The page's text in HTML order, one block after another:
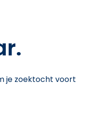
je zoektocht voort